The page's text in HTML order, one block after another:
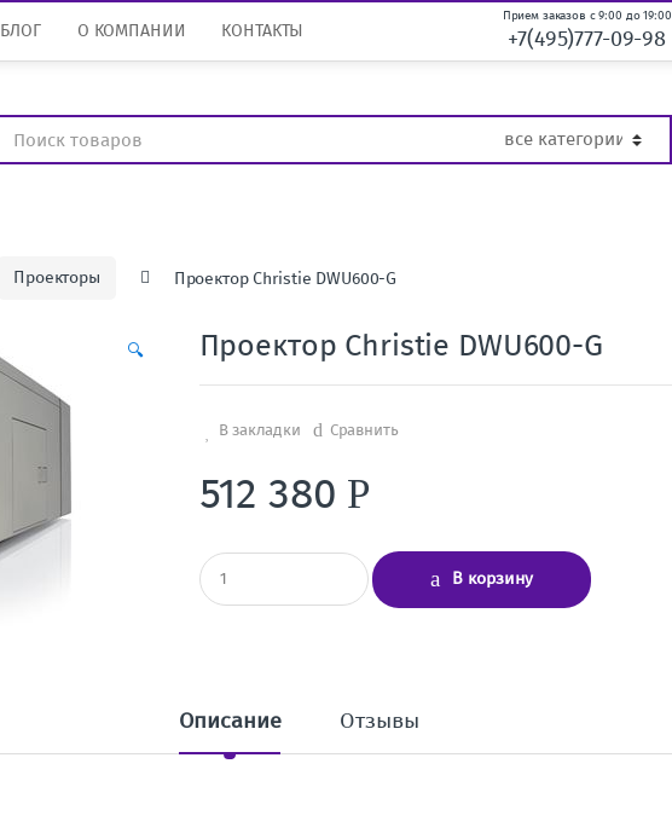
БЛОГ О КОМПАНИИ КОНТАКТЫ
Прием заказов с 9:00 до 19:00
+7(495)777-09-98
Проекторы Проектор Christie DWU600-G
🔍 Проектор Christie DWU600-G
В закладки Сравнить
512 380 Р
К
о
т
о
В корзину
Описание Отзывы